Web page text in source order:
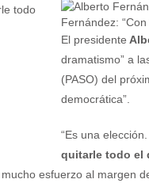
Fernández:
El presidente
dramatismo” a
(PASO) del
democrática”.
“Es una elección.
quitarle todo el
esfuerzo al margen